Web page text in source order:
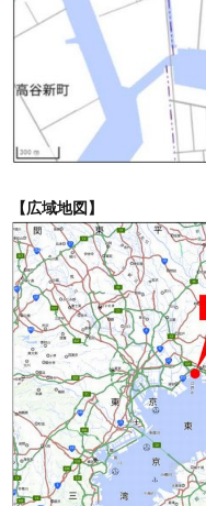
【広域地図】